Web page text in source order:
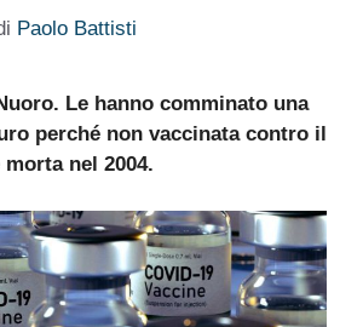
Paolo Battisti
Le hanno comminato una
perché non vaccinata contro il
nel 2004.